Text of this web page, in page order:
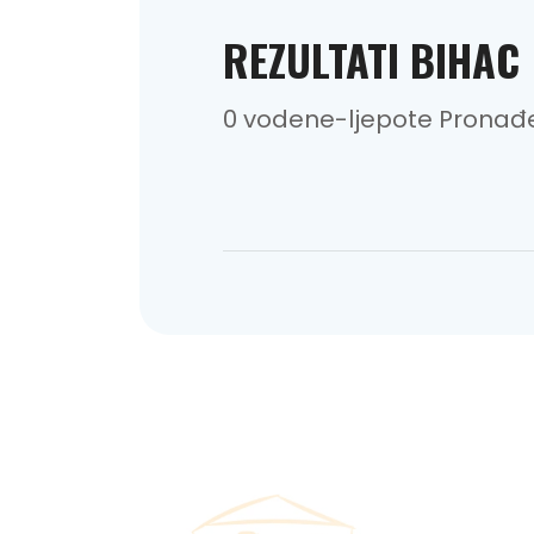
REZULTATI BIHAC
0 vodene-ljepote